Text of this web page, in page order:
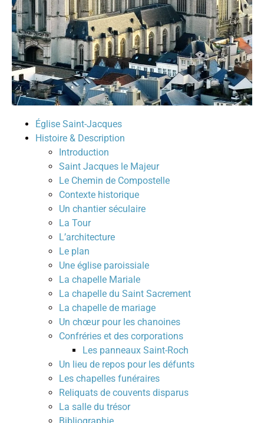
Église Saint-Jacques
Histoire & Description
Introduction
Saint Jacques le Majeur
Le Chemin de Compostelle
Contexte historique
Un chantier séculaire
La Tour
L’architecture
Le plan
Une église paroissiale
La chapelle Mariale
La chapelle du Saint Sacrement
La chapelle de mariage
Un chœur pour les chanoines
Confréries et des corporations
Les panneaux Saint-Roch
Un lieu de repos pour les défunts
Les chapelles funéraires
Reliquats de couvents disparus
La salle du trésor